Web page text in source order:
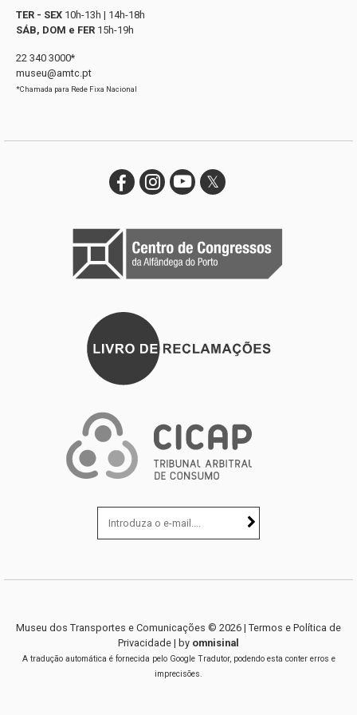
TER - SEX 10h-13h | 14h-18h
SÁB, DOM e FER 15h-19h
22 340 3000*
museu@amtc.pt
*Chamada para Rede Fixa Nacional
Museu dos Transportes e Comunicações © 2026 | Termos e Política de
Privacidade | by omnisinal
A tradução automática é fornecida pelo Google Tradutor, podendo esta conter erros e
imprecisões.